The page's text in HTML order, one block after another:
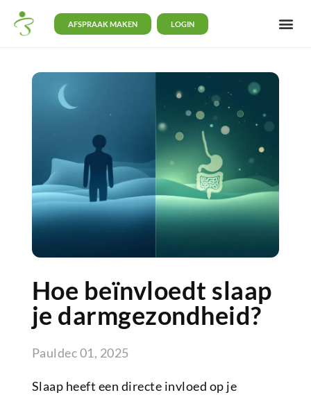
AFSPRAAK MAKEN LOGIN
Hoe beïnvloedt slaap
je darmgezondheid?
Pauldec 01, 2025
Slaap heeft een directe invloed op je